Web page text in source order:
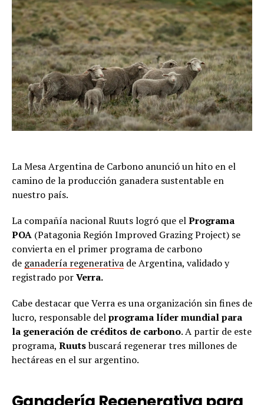
La Mesa Argentina de Carbono anunció un hito en el
camino de la producción ganadera sustentable en
nuestro país.
La compañía nacional Ruuts logró que elPrograma
POA (Patagonia Región Improved Grazing Project) se
convierta en el primer programa de carbono
de ganadería regenerativa de Argentina, validado y
registrado porVerra.
Cabe destacar que Verra es una organización sin fines de
lucro, responsable delprograma líder mundial para
la generación de créditos de carbono. A partir de este
programa, Ruutsbuscará regenerar tres millones de
hectáreas en el sur argentino.